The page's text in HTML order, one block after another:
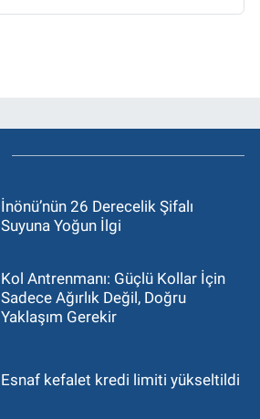
İnönü’nün 26 Derecelik Şifalı
Suyuna Yoğun İlgi
Kol Antrenmanı: Güçlü Kollar İçin
Sadece Ağırlık Değil, Doğru
Yaklaşım Gerekir
Esnaf kefalet kredi limiti yükseltildi